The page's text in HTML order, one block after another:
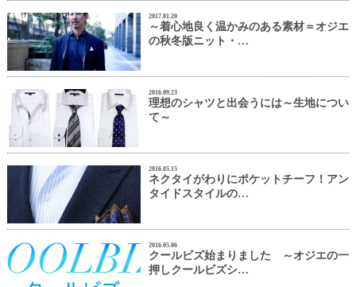
2017.01.20
～着心地良く温かみのある素材＝オジエ
の秋冬版ニット・…
2016.09.23
理想のシャツと出会うには～生地につい
て～
2016.05.15
ネクタイがわりにポケットチーフ！アン
タイドスタイルの…
2016.05.06
クールビズ始まりました ～オジエの一
押しクールビズシ…